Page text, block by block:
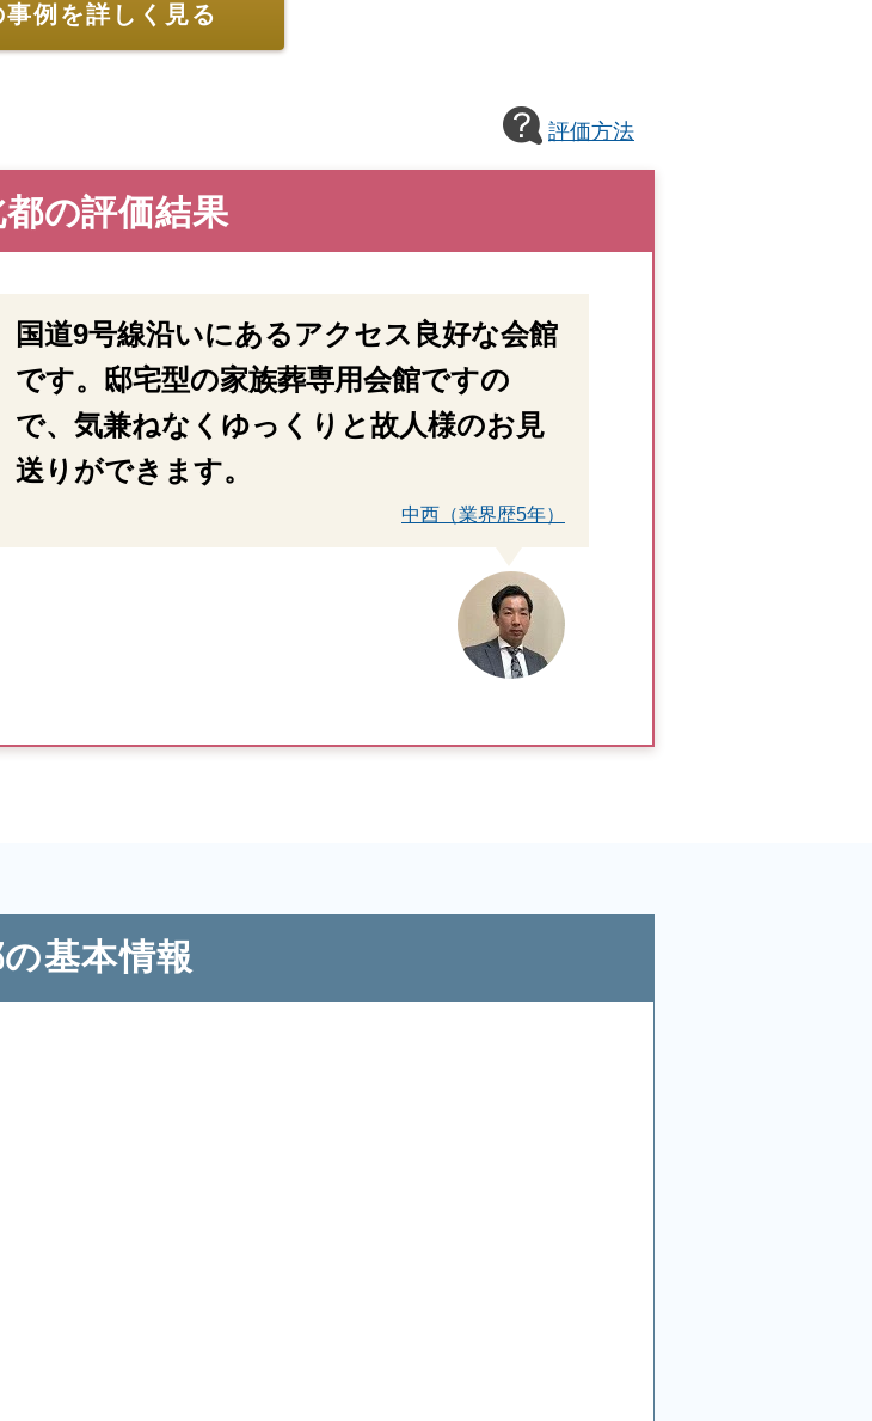
例を詳しく見る
の評価結果
評価方法
国道9号線沿いにあるアクセス良好な会館
です。邸宅型の家族葬専用会館ですの
で、気兼ねなくゆっくりと故人様のお見
送りができます。
中西（業界歴5年）
基本情報